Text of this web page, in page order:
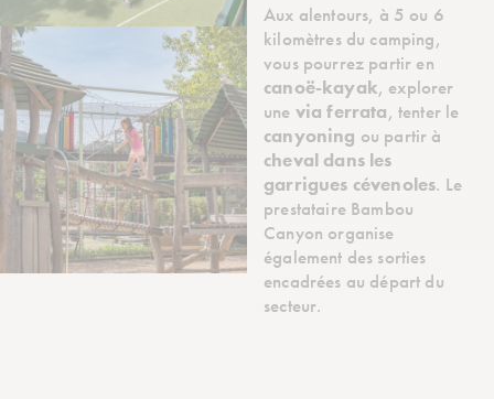
Aux alentours, à 5 ou 6
kilomètres du camping,
vous pourrez partir en
canoë-kayak, explorer
une via ferrata, tenter le
canyoning ou partir à
cheval dans les
garrigues cévenoles. Le
prestataire Bambou
Canyon organise
également des sorties
encadrées au départ du
secteur.